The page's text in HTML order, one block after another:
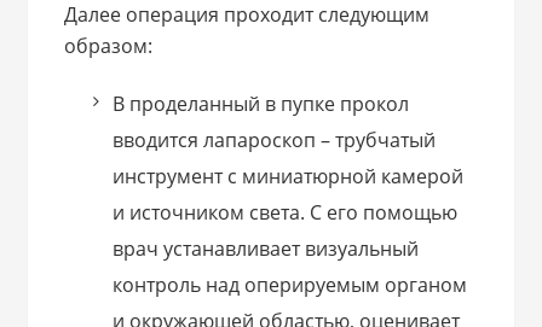
Далее операция проходит следующим
образом:
В проделанный в пупке прокол
вводится лапароскоп – трубчатый
инструмент с миниатюрной камерой
и источником света. С его помощью
врач устанавливает визуальный
контроль над оперируемым органом
и окружающей областью, оценивает